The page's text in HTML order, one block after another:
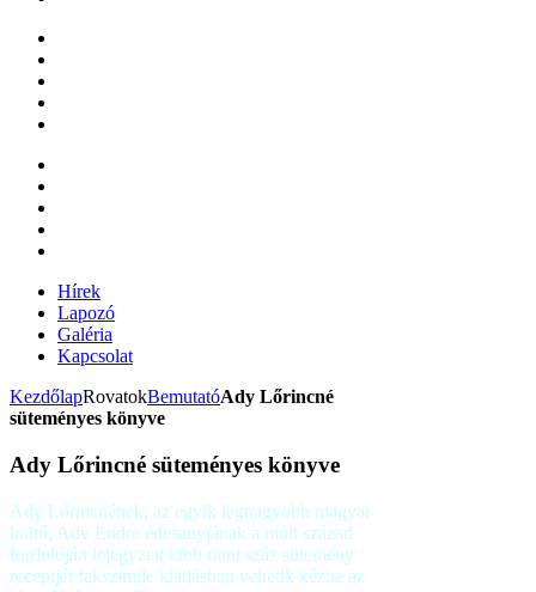
Hírek
Lapozó
Galéria
Kapcsolat
KezdőlapRovatokBemutatóAdy Lőrincné
süteményes könyve
Ady Lőrincné süteményes könyve
Ady Lőrincnének, az egyik legnagyobb magyar
költő, Ady Endre édesanyjának a múlt század
fordulóján lejegyzett több mint száz sütemény
receptjét fakszimile kiadásban vehetik kézbe az